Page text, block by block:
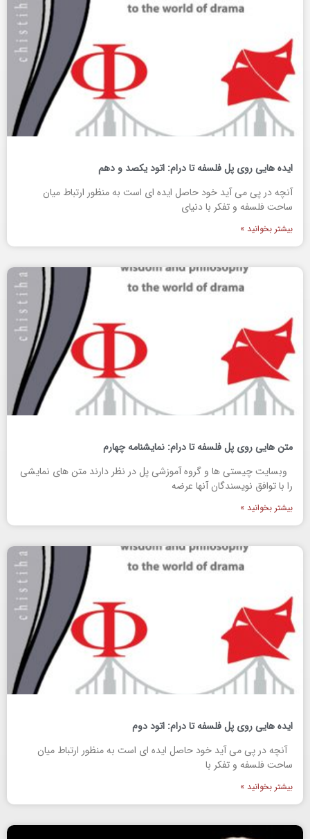
ایده هایی روی پل فلسفه تا درام: اتود یکصد و دهم
آنچه در پی می آید خود حاصل ایده ای است به منظور ارتباط میان
ساحت فلسفه و تفکر با دنیای
بیشتر بخوانید »
متن هایی روی پل فلسفه تا درام: نمایشنامه چهارم
وبسایت چیستی ها و گروه آموزشی پل در نظر دارند متن های نمایشی
را با توافق نویسندگان آنها عرضه
بیشتر بخوانید »
ایده هایی روی پل فلسفه تا درام: اتود دوم
آنچه در پی می آید خود حاصل ایده ای است به منظور ارتباط میان
ساحت فلسفه و تفکر با
بیشتر بخوانید »